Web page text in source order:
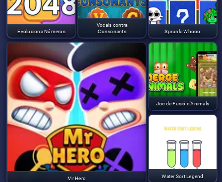
Evoluciona Números
Vocals contra
Consonants
Mr Hero
Sprunki Whooo
Joc de Fusió d'Animals
Water Sort Legend